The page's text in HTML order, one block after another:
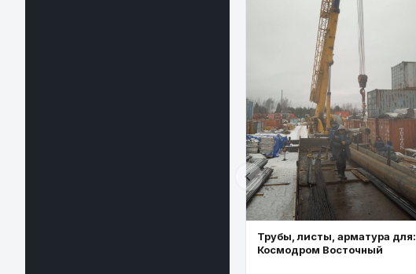
Трубы, листы, арматура для:
Космодром Восточный